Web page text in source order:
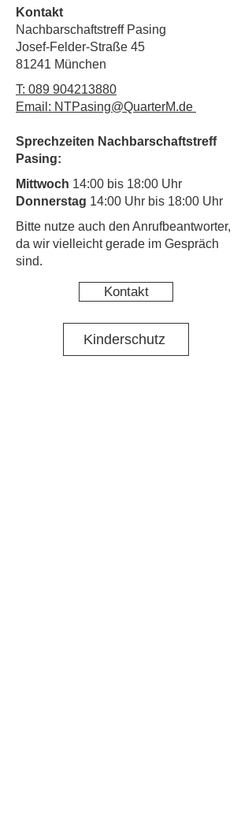
Kontakt
Nachbarschaftstreff Pasing
Josef-Felder-Straße 45
81241 München
T: 089 904213880
Email: NTPasing@QuarterM.de
Sprechzeiten Nachbarschaftstreff
Pasing:
Mittwoch 14:00 bis 18:00 Uhr
Donnerstag 14:00 Uhr bis 18:00 Uhr
​Bitte nutze auch den Anrufbeantworter,
da wir vielleicht gerade im Gespräch
sind.
Kontakt
Kinderschutz